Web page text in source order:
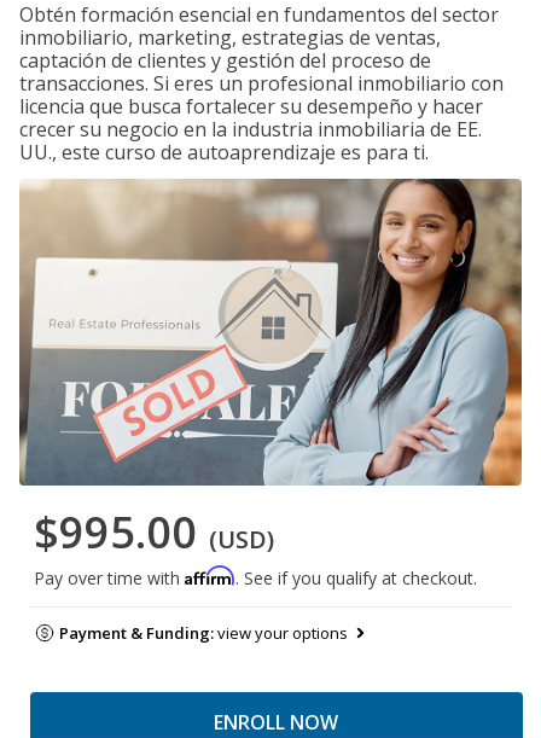
Obtén formación esencial en fundamentos del sector
inmobiliario, marketing, estrategias de ventas,
captación de clientes y gestión del proceso de
transacciones. Si eres un profesional inmobiliario con
licencia que busca fortalecer su desempeño y hacer
crecer su negocio en la industria inmobiliaria de EE.
UU., este curso de autoaprendizaje es para ti.
$995.00 (USD)
Pay over time with Affirm. See if you qualify at checkout.
Payment & Funding:view your options
ENROLL NOW